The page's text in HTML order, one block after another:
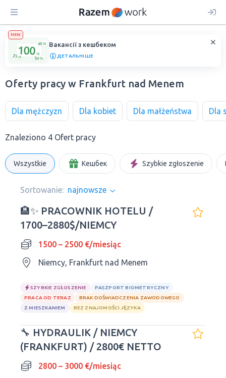
NEW
Вакансії з кешбеком
ДЕТАЛЬНІШЕ
Oferty pracy w Frankfurt nad Menem
Dla mężczyzn Dla kobiet Dla małżeństwa Dla
Znaleziono 4 Ofert pracy
Wszystkie Кешбек Szybkie zgłoszenie
Sortowanie: najnowsze
🏨✨ PRACOWNIK HOTELU /
1700–2880$/NIEMCY
1500 – 2500 €/miesiąc
Niemcy, Frankfurt nad Menem
SZYBKIE ZGŁOSZENIE
PASZPORT BIOMETRYCZNY
PRACA OD TERAZ
BRAK DOŚWIADCZENIA ZAWODOWEGO
Z MIESZKANIEM
BEZ ZNAJOMOŚCI JĘZYKA
🔧 HYDRAULIK / NIEMCY
(FRANKFURT) / 2800€ NETTO
2800 – 3000 €/miesiąc